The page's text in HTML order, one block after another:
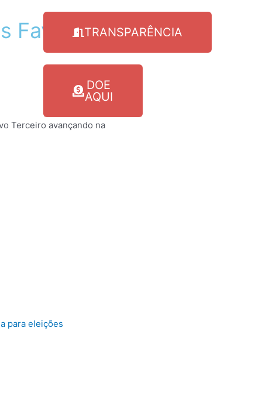
TRANSPARÊNCIA
DOE
AQUI
Favelas MT
Terceiro avançando na
para eleições